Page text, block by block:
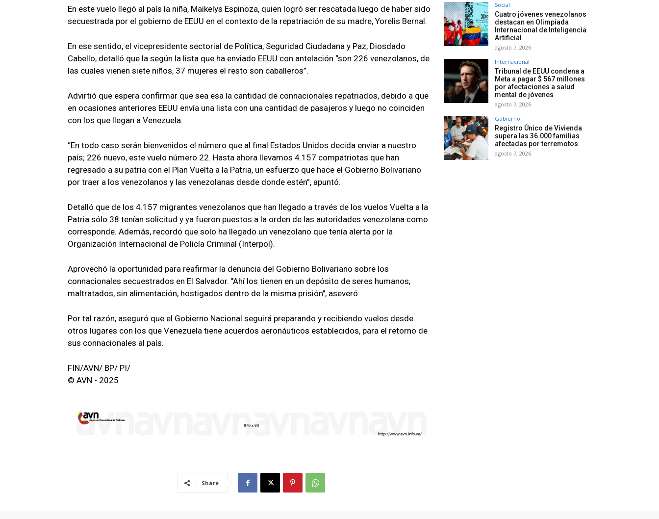
En este vuelo llegó al país la niña, Maikelys Espinoza, quien logró ser rescatada luego de haber sido
secuestrada por el gobierno de EEUU en el contexto de la repatriación de su madre, Yorelis Bernal.
En ese sentido, el vicepresidente sectorial de Política, Seguridad Ciudadana y Paz, Diosdado
Cabello, detalló que la según la lista que ha enviado EEUU con antelación “son 226 venezolanos, de
las cuales vienen siete niños, 37 mujeres el resto son caballeros”.
Advirtió que espera confirmar que sea esa la cantidad de connacionales repatriados, debido a que
en ocasiones anteriores EEUU envía una lista con una cantidad de pasajeros y luego no coinciden
con los que llegan a Venezuela.
“En todo caso serán bienvenidos el número que al final Estados Unidos decida enviar a nuestro
país; 226 nuevo, este vuelo número 22. Hasta ahora llevamos 4.157 compatriotas que han
regresado a su patria con el Plan Vuelta a la Patria, un esfuerzo que hace el Gobierno Bolivariano
por traer a los venezolanos y las venezolanas desde donde estén”, apuntó.
Detalló que de los 4.157 migrantes venezolanos que han llegado a través de los vuelos Vuelta a la
Patria sólo 38 tenían solicitud y ya fueron puestos a la orden de las autoridades venezolana como
corresponde. Además, recordó que solo ha llegado un venezolano que tenía alerta por la
Organización Internacional de Policía Criminal (Interpol).
Aprovechó la oportunidad para reafirmar la denuncia del Gobierno Bolivariano sobre los
connacionales secuestrados en El Salvador. "Ahí los tienen en un depósito de seres humanos,
maltratados, sin alimentación, hostigados dentro de la misma prisión", aseveró.
Por tal razón, aseguró que el Gobierno Nacional seguirá preparando y recibiendo vuelos desde
otros lugares con los que Venezuela tiene acuerdos aeronáuticos establecidos, para el retorno de
sus connacionales al país.
FIN/AVN/ BP/ PI/
© AVN - 2025
Share
Social
Cuatro jóvenes venezolanos
destacan en Olimpiada
Internacional de Inteligencia
Artificial
agosto 7, 2026
Internacional
Tribunal de EEUU condena a
Meta a pagar $ 567 millones
por afectaciones a salud
mental de jóvenes
agosto 7, 2026
Gobierno
Registro Único de Vivienda
supera las 36.000 familias
afectadas por terremotos
agosto 7, 2026